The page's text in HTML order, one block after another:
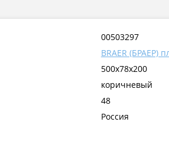
00503297
BRAER (БРАЕР)
500x78x200
коричневый
48
Россия